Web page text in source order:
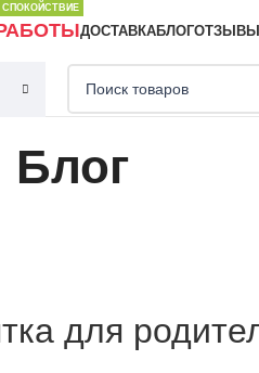
ДОСТАВКАБЛОГОТЗЫВЫ
Блог
для